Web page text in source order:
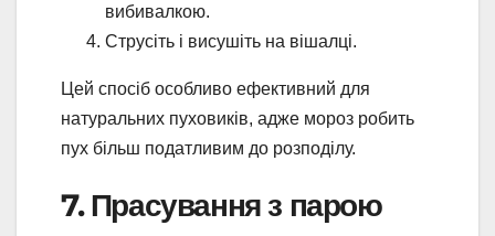
вибивалкою.
Струсіть і висушіть на вішалці.
Цей спосіб особливо ефективний для
натуральних пуховиків, адже мороз робить
пух більш податливим до розподілу.
7. Прасування з парою